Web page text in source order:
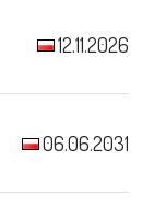
12.11.2026
06.06.2031